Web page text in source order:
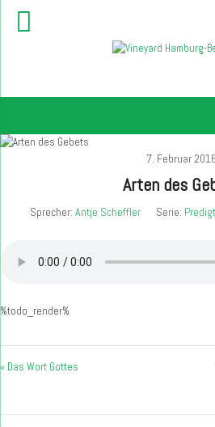
7. Februar 2016
Arten des
Sprecher: Antje Scheffler Serie: Predigt
%todo_render%
« Das Wort Gottes